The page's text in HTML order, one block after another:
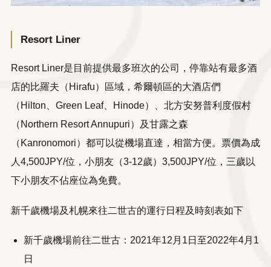
Resort Liner
Resort Liner是目前提供最多班次的公司，停靠站有最多酒
店的比羅夫（Hirafu）區域，希爾頓區的大酒店們
（Hilton、Green Leaf、Hinode）、北方安努普利度假村
（Northern Resort Annupuri）及甘露之森
（Kanronomori）都可以從機場直達，相當方便。票價為成
人4,500JPY/位，小朋友（3-12歲）3,500JPY/位，三歲以
下小朋友不佔座位為免費。
新千歲機場及札幌來往二世古的運行日程及時刻表如下
新千歲機場前往二世古：2021年12月1日至2022年4月1
日